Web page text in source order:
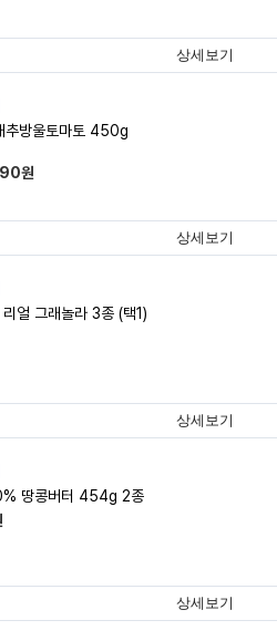
상세보기
추방울토마토 450g
원
상세보기
얼 그래놀라 3종 (택1)
상세보기
땅콩버터 454g 2종
상세보기